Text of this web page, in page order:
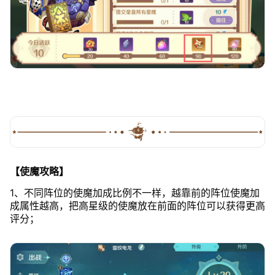
【使魔攻略】
1、不同阵位的使魔加成比例不一样，越靠前的阵位使魔加
成属性越高，把高星级的使魔放在前面的阵位可以获得更高
评分；